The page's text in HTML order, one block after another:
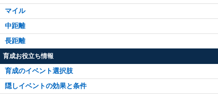
マイル
中距離
長距離
育成お役立ち情報
育成のイベント選択肢
隠しイベントの効果と条件